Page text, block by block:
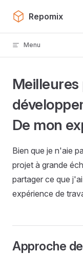
Skip to content
Repomix
Menu
De mon
Bien que je n'aie
projet à grande
partager ce que
expérience de
Approche